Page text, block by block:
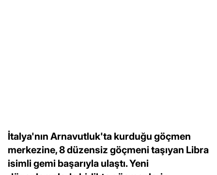
İtalya'nın Arnavutluk'ta kurduğu göçmen
merkezine, 8 düzensiz göçmeni taşıyan Libra
isimli gemi başarıyla ulaştı. Yeni